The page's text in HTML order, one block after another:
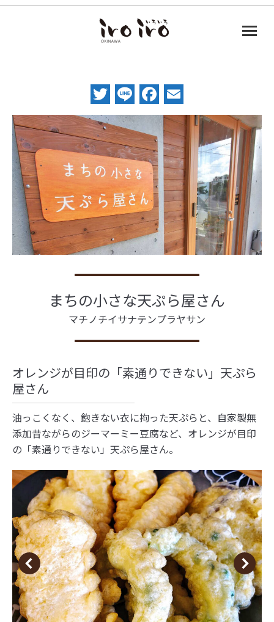
Twitter
LineFacebook
まちの小さな天ぷら屋さん
マチノチイサナテンプラヤサン
オレンジが⽬印の「素通りできない」天ぷら
屋さん
油っこくなく、飽きない⾐に拘った天ぷらと、⾃家製無
添加昔ながらのジーマーミー⾖腐など、オレンジが⽬印
の「素通りできない」天ぷら屋さん。